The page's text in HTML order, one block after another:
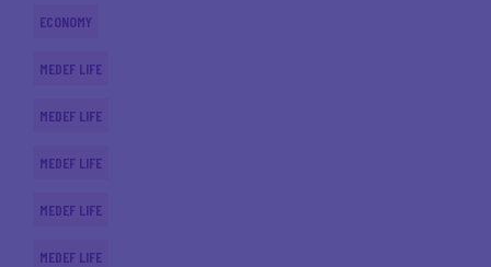
ECONOMY
MEDEF LIFE
MEDEF LIFE
MEDEF LIFE
MEDEF LIFE
MEDEF LIFE